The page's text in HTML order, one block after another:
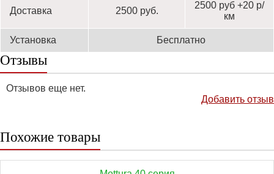
Доставка 2500 руб.
2500 руб +20 р/
км
Установка Бесплатно
Отзывы
Отзывов еще нет.
Добавить отзыв
Похожие товары